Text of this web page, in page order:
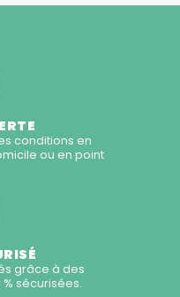
conditions en
ou en point
grâce à des
sécurisées.